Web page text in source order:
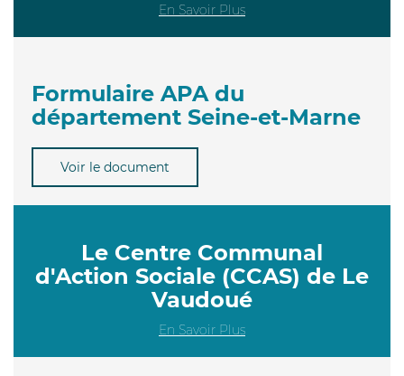
En Savoir Plus
Formulaire APA du
département Seine-et-Marne
Voir le document
Le Centre Communal
d'Action Sociale (CCAS) de Le
Vaudoué
En Savoir Plus